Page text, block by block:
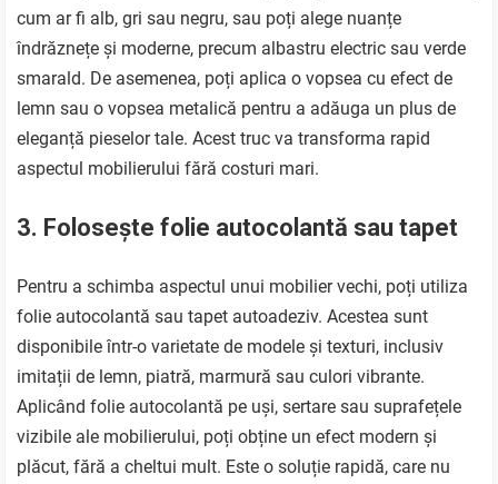
cum ar fi alb, gri sau negru, sau poți alege nuanțe
îndrăznețe și moderne, precum albastru electric sau verde
smarald. De asemenea, poți aplica o vopsea cu efect de
lemn sau o vopsea metalică pentru a adăuga un plus de
eleganță pieselor tale. Acest truc va transforma rapid
aspectul mobilierului fără costuri mari.
3. Folosește folie autocolantă sau tapet
Pentru a schimba aspectul unui mobilier vechi, poți utiliza
folie autocolantă sau tapet autoadeziv. Acestea sunt
disponibile într-o varietate de modele și texturi, inclusiv
imitații de lemn, piatră, marmură sau culori vibrante.
Aplicând folie autocolantă pe uși, sertare sau suprafețele
vizibile ale mobilierului, poți obține un efect modern și
plăcut, fără a cheltui mult. Este o soluție rapidă, care nu